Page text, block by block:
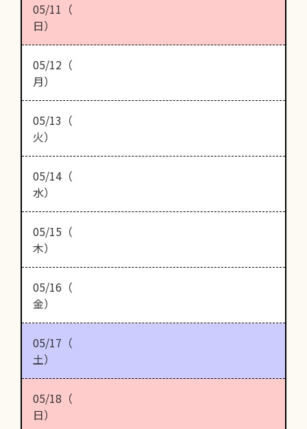
05/11（
日）
05/12（
月）
05/13（
火）
05/14（
水）
05/15（
木）
05/16（
金）
05/17（
土）
05/18（
日）